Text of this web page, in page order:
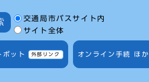
サイト内検索の範囲
交通局市バスサイト内
サイト全体
ボット 外部リンク オンライン手続 ほか